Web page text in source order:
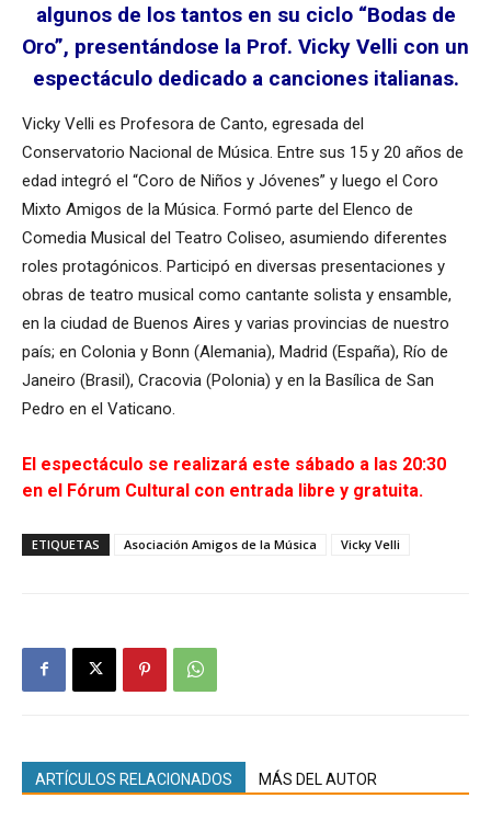
algunos de los tantos en su ciclo “Bodas de
Oro”, presentándose la Prof. Vicky Velli con un
espectáculo dedicado a canciones italianas.
Vicky Velli es Profesora de Canto, egresada del
Conservatorio Nacional de Música. Entre sus 15 y 20 años de
edad integró el “Coro de Niños y Jóvenes” y luego el Coro
Mixto Amigos de la Música. Formó parte del Elenco de
Comedia Musical del Teatro Coli­seo, asumiendo diferentes
roles protagónicos. Participó en diversas presentaciones y
obras de teatro musical como cantante solista y ensamble,
en la ciudad de Buenos Aires y varias provincias de nuestro
país; en Colonia y Bonn (Alemania), Madrid (España), Río de
Janeiro (Brasil), Cracovia (Polonia) y en la Basílica de San
Pedro en el Vaticano.
El espectáculo se realizará este sábado a las 20:30
en el Fórum Cultural con entrada libre y gratuita.
ETIQUETAS Asociación Amigos de la Música Vicky Velli
ARTÍCULOS RELACIONADOS MÁS DEL AUTOR